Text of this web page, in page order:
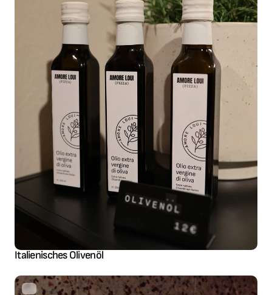
Italienisches Olivenöl